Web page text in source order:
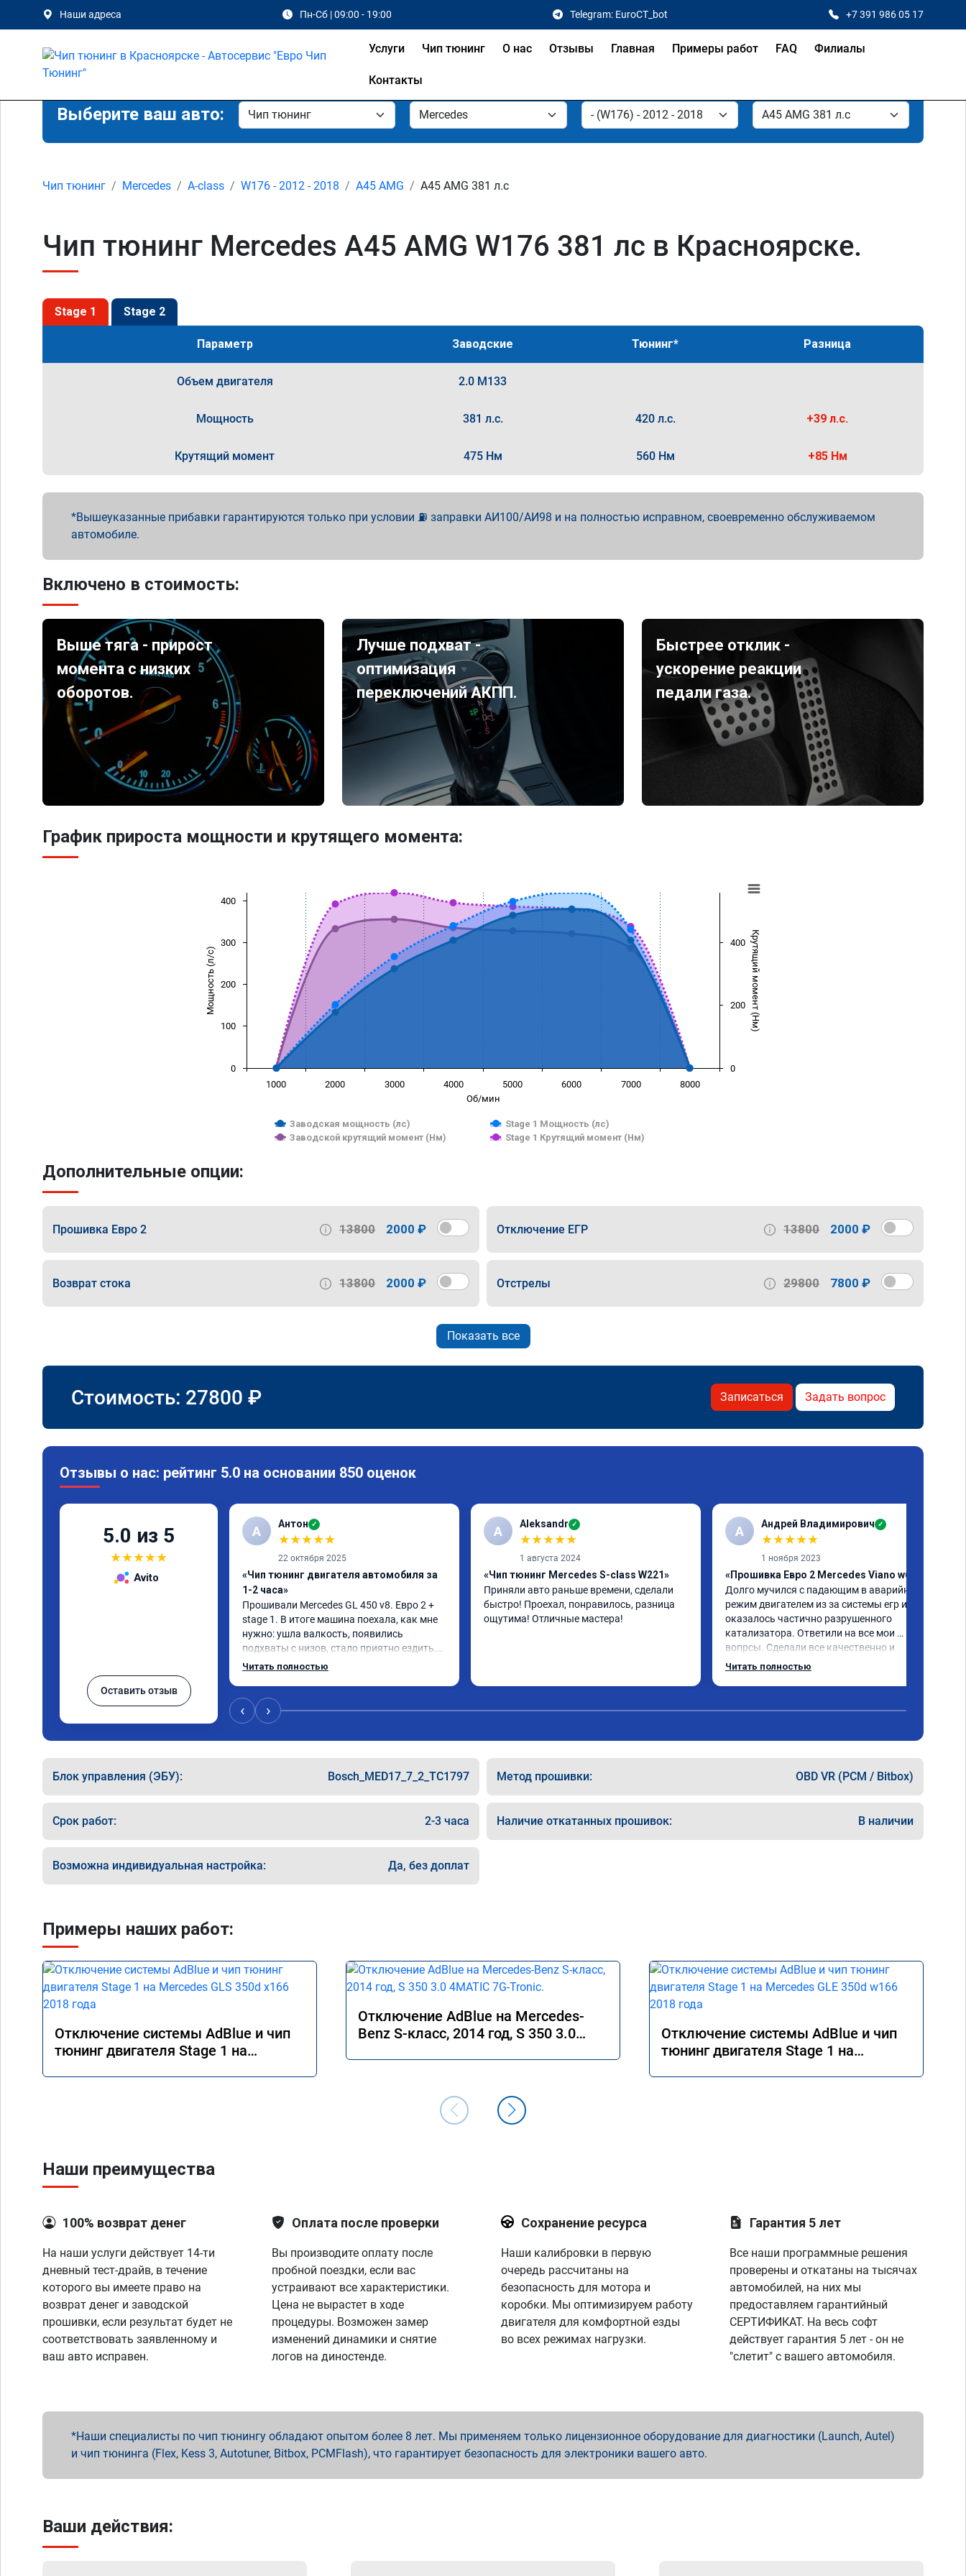
Наши адреса Пн-Сб | 09:00 - 19:00 Telegram: EuroCT_bot +7 391 986 05 17
Услуги Чип тюнинг О нас Отзывы Главная Примеры работ FAQ Филиалы
Контакты
Выберите ваш авто:
Чип тюнинг Mercedes A-class W176 - 2012 - 2018 A45 AMG A45 AMG 381 л.с
Чип тюнинг Mercedes A45 AMG W176 381 лс в Красноярске.
Stage 1 Stage 2
Параметр Заводские Тюнинг* Разница
Объем двигателя 2.0 M133
Мощность 381 л.с. 420 л.с. +39 л.с.
Крутящий момент 475 Нм 560 Нм +85 Нм
Вышеуказанные прибавки гарантируются только при условии ⛽ заправки АИ100/АИ98 и на полностью исправном, своевременно обслуживаемом
автомобиле.
Включено в стоимость:
Выше тяга - прирост
момента с низких
оборотов.
Лучше подхват -
оптимизация
переключений АКПП.
Быстрее отклик -
ускорение реакции
педали газа.
График прироста мощности и крутящего момента:
Об/мин
Мощность (л/с) Крутящий момент (Нм)
Заводская мощность (лс)
Stage 1 Мощность (лс)
Заводской крутящий момент (Нм)
Stage 1 Крутящий момент (Нм)
1000 2000 3000 4000 5000 6000 7000 8000
0
100
200
300
400
0
200
400
Дополнительные опции:
Прошивка Евро 2 13800 2000 ₽ Отключение ЕГР 13800 2000 ₽
Возврат стока 13800 2000 ₽ Отстрелы 29800 7800 ₽
Показать все
Стоимость: 27800 ₽ Записаться Задать вопрос
Отзывы о нас: рейтинг 5.0 на основании 850 оценок
5.0 из 5
★★★★★
Avito
Оставить отзыв
А Антон ✓
★★★★★
22 октября 2025
«Чип тюнинг двигателя автомобиля за
1-2 часа»
Прошивали Mercedes GL 450 v8. Евро 2 +
stage 1. В итоге машина поехала, как мне
нужно: ушла валкость, появились
подхваты с низов, стало приятно ездить.
Одни из лучших трат, в авто! 🔥
Читать полностью
A Aleksandr ✓
★★★★★
1 августа 2024
«Чип тюнинг Mercedes S-class W221»
Приняли авто раньше времени, сделали
быстро! Проехал, понравилось, разница
ощутима! Отличные мастера!
А Андрей Владимирович ✓
★★★★★
1 ноября 2023
«Прошивка Евро 2 Mercedes Viano w639»
Долго мучился с падающим в аварийный
режим двигателем из за системы егр и как
оказалось частично разрушенного
катализатора. Ответили на все мои
вопрсы. Сделали все качественно и
несмотря на конец рабочего дня
Читать полностью
‹ ›
Блок управления (ЭБУ): Bosch_MED17_7_2_TC1797 Метод прошивки: OBD VR (PCM / Bitbox)
Срок работ: 2-3 часа Наличие откатанных прошивок: В наличии
Возможна индивидуальная настройка: Да, без доплат
Примеры наших работ:
Отключение системы AdBlue и чип
тюнинг двигателя Stage 1 на
Отключение AdBlue на Mercedes-
Benz S-класс, 2014 год, S 350 3.0
Отключение системы AdBlue и чип
тюнинг двигателя Stage 1 на
Наши преимущества
100% возврат денег
На наши услуги действует 14-ти
дневный тест-драйв, в течение
которого вы имеете право на
возврат денег и заводской
прошивки, если результат будет не
соответствовать заявленному и
ваш авто исправен.
Оплата после проверки
Вы производите оплату после
пробной поездки, если вас
устраивают все характеристики.
Цена не вырастет в ходе
процедуры. Возможен замер
изменений динамики и снятие
логов на диностенде.
Сохранение ресурса
Наши калибровки в первую
очередь рассчитаны на
безопасность для мотора и
коробки. Мы оптимизируем работу
двигателя для комфортной езды
во всех режимах нагрузки.
Гарантия 5 лет
Все наши программные решения
проверены и откатаны на тысячах
автомобилей, на них мы
предоставляем гарантийный
СЕРТИФИКАТ. На весь софт
действует гарантия 5 лет - он не
"слетит" с вашего автомобиля.
Наши специалисты по чип тюнингу обладают опытом более 8 лет. Мы применяем только лицензионное оборудование для диагностики (Launch, Autel)
и чип тюнинга (Flex, Kess 3, Autotuner, Bitbox, PCMFlash), что гарантирует безопасность для электроники вашего авто.
Ваши действия: